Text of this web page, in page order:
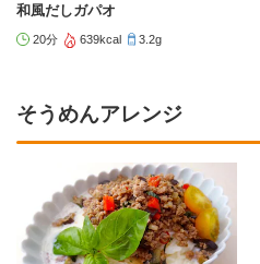
和風だしガパオ
20分 639kcal 3.2g
そうめんアレンジ